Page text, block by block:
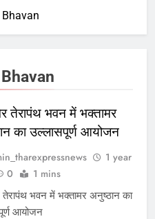
तेरापंथ भवन में भक्तामर
का उल्लासपूर्ण आयोजन
1 year
0 1 mins
तेरापंथ भवन में भक्तामर अनुष्ठान का
आयोजन